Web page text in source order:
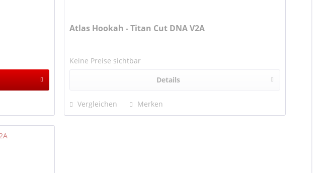
Atlas Hookah - Titan Cut DNA V2A
Keine Preise sichtbar
Details
Vergleichen Merken